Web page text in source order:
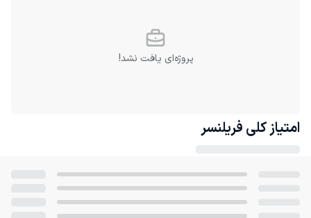
پروژه‌ای یافت نشد!
امتیاز کلی فریلنسر